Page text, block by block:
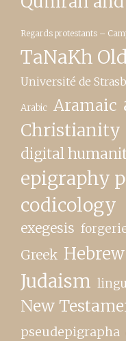
Regards protestants –
TaNaKh
Université de
Arabic Aramaic
Christianity
digital
epigraphy
codicology
exegesis
Greek Hebrew
Judaism
New
pseudepigrapha